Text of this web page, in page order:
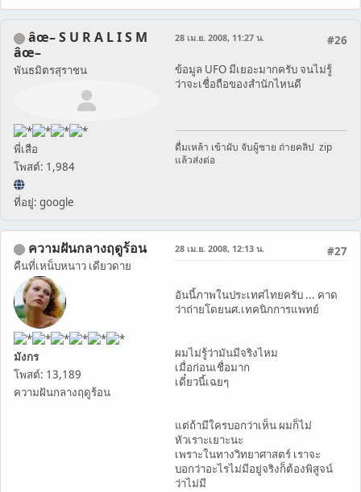
âœ– S U R A L I S M
âœ–
พันธมิตรสุราชน
พี่เสือ
โพสต์: 1,984
ที่อยู่: google
#26
28 เม.ย. 2008, 11:27 น.
ข้อมูล UFO มีเยอะมากครับ จนไม่รู้
ว่าจะเชื่อถือของสำนักไหนดี
ดื่มเหล้า เข้าผับ จับผู้ชาย ถ่ายคลิป zip
แล้วส่งต่อ
ความฝันกลางฤดูร้อน
คืนที่เหน็บหนาว เดียวดาย
มังกร
โพสต์: 13,189
ความฝันกลางฤดูร้อน
#27
28 เม.ย. 2008, 12:13 น.
อันนี้ภาพในประเทศไทยครับ ... คาด
ว่าถ่ายโดยนศ.เทคนิกการแพทย์
ผมไม่รู้ว่ามันมีจริงไหม
เมื่อก่อนเชื่อมาก
เดี๋ยวนี้เฉยๆ
แต่ถ้ามีใครบอกว่าเห็น ผมก็ไม่
หัวเราะเยาะนะ
เพราะในทางวิทยาศาสตร์ เราจะ
บอกว่าอะไรไม่มีอยู่จริงก็ต้องพิสูจน์
ว่าไม่มี